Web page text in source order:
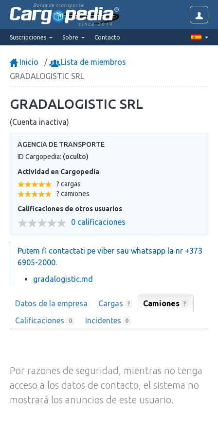
Bolsa de transporte
since 2014
Suscripciones Sobre Contacto
Inicio
Lista de miembros
GRADALOGISTIC SRL
GRADALOGISTIC SRL
(Cuenta inactiva)
AGENCIA DE TRANSPORTE
ID Cargopedia: (oculto)
Actividad en Cargopedia
? cargas
? camiones
Calificaciones de otros usuarios
0 calificaciones
Putem fi contactati pe viber sau whatsapp la nr +373
6905-2000.
gradalogistic.md
Datos de la empresa Cargas ? Camiones ?
Calificaciones 0 Incidentes 0
Por razones de seguridad, mientras no tenga
acceso a los datos de contacto, el sistema no
mostrará los anuncios de este usuario.